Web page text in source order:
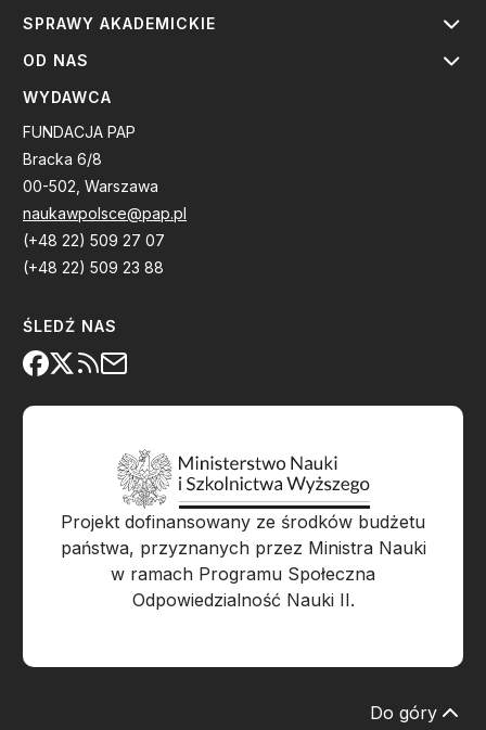
SPRAWY AKADEMICKIE
OD NAS
WYDAWCA
FUNDACJA PAP
Bracka 6/8
00-502, Warszawa
naukawpolsce@pap.pl
(+48 22) 509 27 07
(+48 22) 509 23 88
ŚLEDŹ NAS
Projekt dofinansowany ze środków budżetu
państwa, przyznanych przez Ministra Nauki
w ramach Programu Społeczna
Odpowiedzialność Nauki II.
Do góry